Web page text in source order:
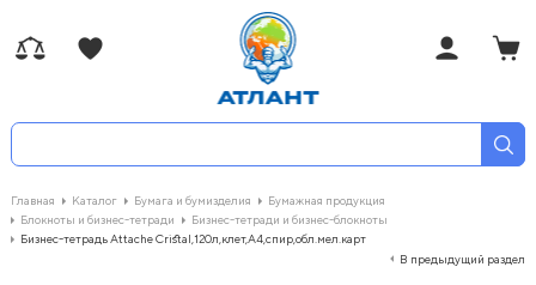
Главная Каталог Бумага и бумизделия
Бумажная продукция
Блокноты и бизнес-тетради
Бизнес-тетради и бизнес-блокноты
Бизнес-тетрадь Attache Cristal,120л,клет,А4,спир,обл.мел.карт
В предыдущий раздел